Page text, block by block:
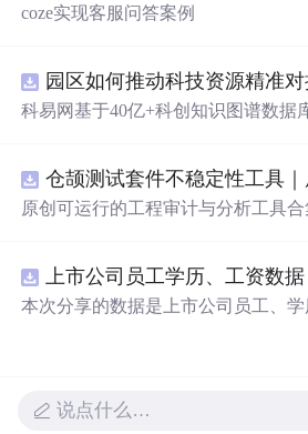
coze实现客服问答案例
科易网基于40亿+科创知识图谱数据
新领域的AI+数智化解决方案，推动
智能化发展。
原创可运行的工程审计与分析工具
VG 报告、1080×720 运行效果图、
MIT License 与原创授权声明。零第
上市公司员工学历、工资数据
本次分享的数据是上市公司员工、
资数据 数据范围：A股上市公司 数据年份：1999-2023年
样本数量：66897条 数据来源：上市公司公告 二、指标说
说点什么…